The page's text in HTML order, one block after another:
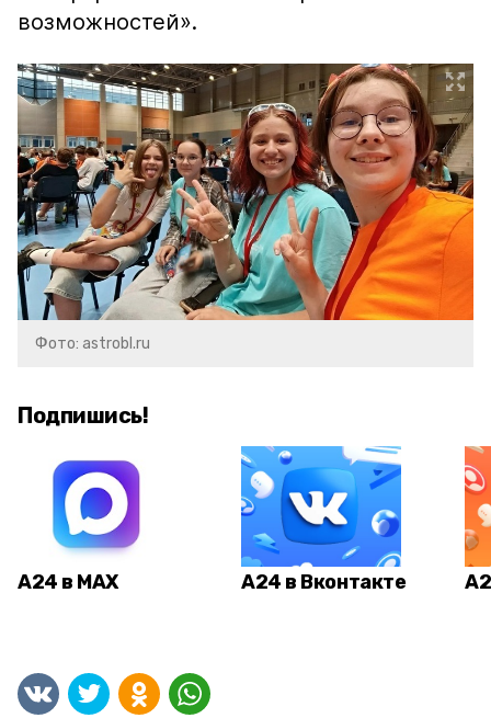
возможностей».
Фото: astrobl.ru
Подпишись!
А24 в MAX А24 в Вконтакте